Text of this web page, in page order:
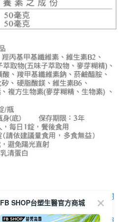
顯示電腦版詳細說明
客服
FB SHOP台塑生醫官方商城